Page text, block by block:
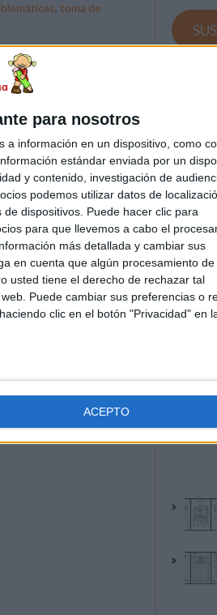
para nosotros
a información en un dispositivo, como
estándar enviada por un
y contenido, investigación de
podemos utilizar datos de
dispositivos. Puede hacer clic para
para que llevemos a cabo el
más detallada y cambiar sus
en cuenta que algún procesamiento de
usted tiene el derecho de rechazar tal
Puede cambiar sus preferencias o
clic en el botón "Privacidad" en
ACEPTO
, toma de
email
Únete
EN